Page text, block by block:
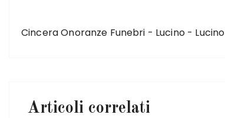
Cincera Onoranze Funebri - Lucino - Lucino
Articoli correlati